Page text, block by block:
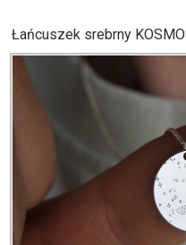
Łańcuszek srebrny